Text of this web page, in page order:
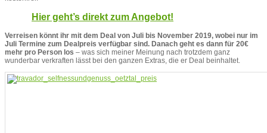
Hier geht’s direkt zum Angebot!
Verreisen könnt ihr mit dem Deal von Juli bis November 2019, wobei nur im
Juli Termine zum Dealpreis verfügbar sind. Danach geht es dann für 20€
mehr pro Person los – was sich meiner Meinung nach trotzdem ganz
wunderbar verkraften lässt bei den ganzen Extras, die er Deal beinhaltet.